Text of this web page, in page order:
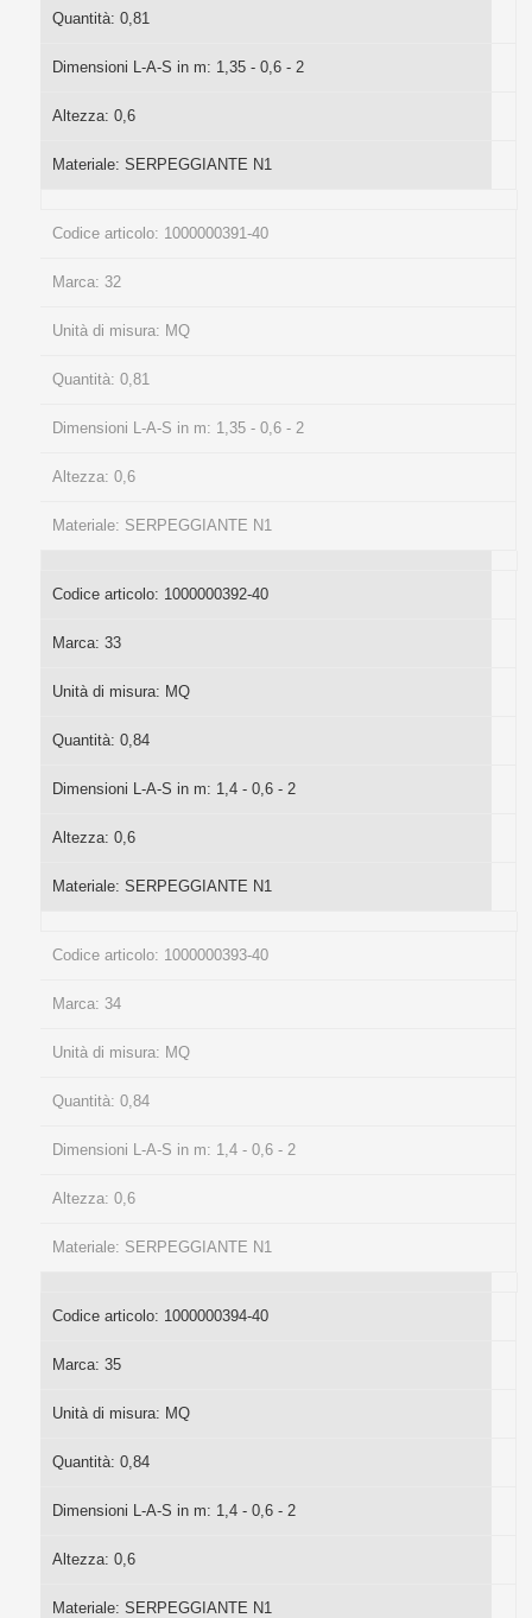
Quantità: 0,81
Dimensioni L-A-S in m: 1,35 - 0,6 - 2
Altezza: 0,6
Materiale: SERPEGGIANTE N1
Codice articolo: 1000000391-40
Marca: 32
Unità di misura: MQ
Quantità: 0,81
Dimensioni L-A-S in m: 1,35 - 0,6 - 2
Altezza: 0,6
Materiale: SERPEGGIANTE N1
Codice articolo: 1000000392-40
Marca: 33
Unità di misura: MQ
Quantità: 0,84
Dimensioni L-A-S in m: 1,4 - 0,6 - 2
Altezza: 0,6
Materiale: SERPEGGIANTE N1
Codice articolo: 1000000393-40
Marca: 34
Unità di misura: MQ
Quantità: 0,84
Dimensioni L-A-S in m: 1,4 - 0,6 - 2
Altezza: 0,6
Materiale: SERPEGGIANTE N1
Codice articolo: 1000000394-40
Marca: 35
Unità di misura: MQ
Quantità: 0,84
Dimensioni L-A-S in m: 1,4 - 0,6 - 2
Altezza: 0,6
Materiale: SERPEGGIANTE N1